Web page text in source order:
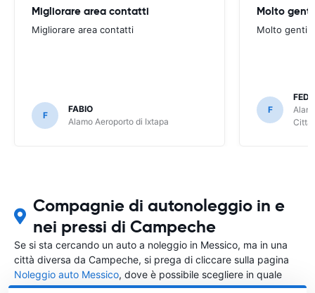
Migliorare area contatti
Migliorare area contatti
F
FABIO
Alamo Aeroporto di Ixtapa
Molto
Molto gentili
F
Città
Compagnie di autonoleggio in e
nei pressi di Campeche
Se si sta cercando un auto a noleggio in Messico, ma in una
città diversa da Campeche, si prega di cliccare sulla pagina
Noleggio auto Messico, dove è possibile scegliere in quale
città in Messico si vuole noleggiare l'auto.